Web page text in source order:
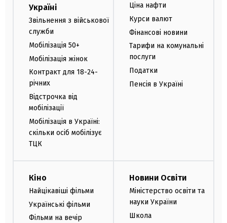
Україні
Звільнення з військової
служби
Мобілізація 50+
Мобілізація жінок
Контракт для 18-24-
річних
Відстрочка від
мобілізації
Мобілізація в Україні:
скільки осіб мобілізує
ТЦК
Ціна нафти
Курси валют
Фінансові новини
Тарифи на комунальні
послуги
Податки
Пенсія в Україні
Кіно
Найцікавіші фільми
Українські фільми
Фільми на вечір
Новини Освіти
Міністерство освіти та
науки України
Школа